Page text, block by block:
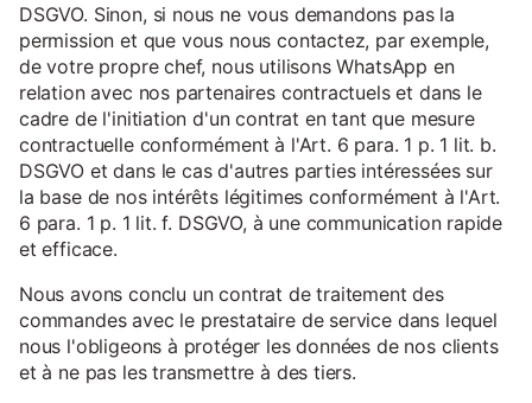
DSGVO. Sinon, si nous ne vous demandons pas la
permission et que vous nous contactez, par exemple,
de votre propre chef, nous utilisons WhatsApp en
relation avec nos partenaires contractuels et dans le
cadre de l'initiation d'un contrat en tant que mesure
contractuelle conformément à l'Art. 6 para. 1 p. 1 lit. b.
DSGVO et dans le cas d'autres parties intéressées sur
la base de nos intérêts légitimes conformément à l'Art.
6 para. 1 p. 1 lit. f. DSGVO, à une communication rapide
et efficace.
Nous avons conclu un contrat de traitement des
commandes avec le prestataire de service dans lequel
nous l'obligeons à protéger les données de nos clients
et à ne pas les transmettre à des tiers.